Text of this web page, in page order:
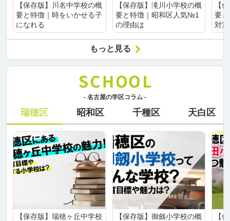
【保存版】川名中学校の概
要と特徴｜時をいかせる子
になれる
【保存版】滝川小学校の概
要と特徴｜昭和区人気№1
の理由は
【
要
対
もっと見る
- 名古屋の学区コラム -
瑞穂区 昭和区 千種区 天白区
【保存版】瑞穂ヶ丘中学校
【保存版】御劔小学校の概
【